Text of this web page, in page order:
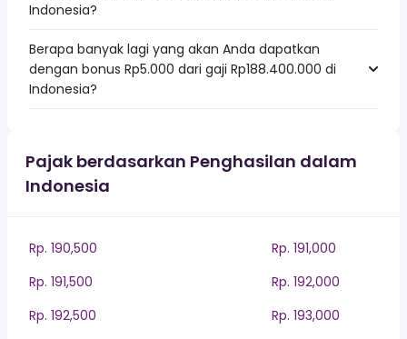
Indonesia?
Berapa banyak lagi yang akan Anda dapatkan
dengan bonus Rp5.000 dari gaji Rp188.400.000 di
Indonesia?
Pajak berdasarkan Penghasilan dalam
Indonesia
Rp. 190,500
Rp. 191,000
Rp. 191,500
Rp. 192,000
Rp. 192,500
Rp. 193,000